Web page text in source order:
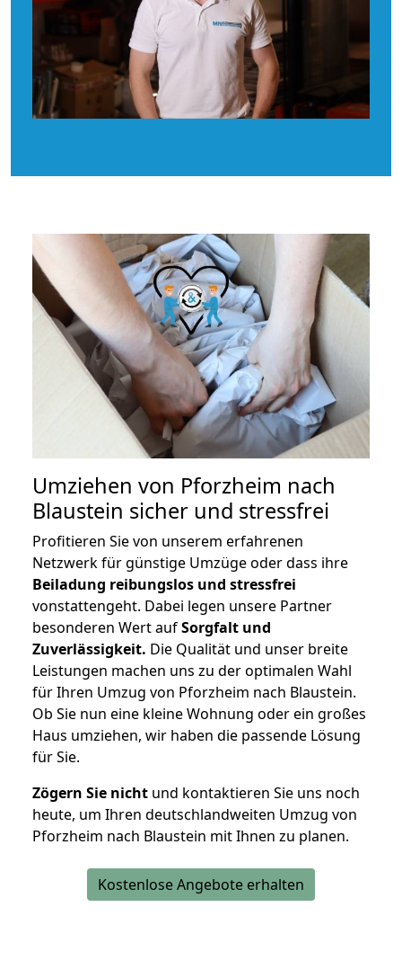
Umziehen von Pforzheim nach
Blaustein sicher und stressfrei
Profitieren Sie von unserem erfahrenen
Netzwerk für günstige Umzüge oder dass ihre
Beiladung reibungslos und stressfrei
vonstattengeht. Dabei legen unsere Partner
besonderen Wert aufSorgfalt und
Zuverlässigkeit. Die Qualität und unser breite
Leistungen machen uns zu der optimalen Wahl
für Ihren Umzug von Pforzheim nach Blaustein.
Ob Sie nun eine kleine Wohnung oder ein großes
Haus umziehen, wir haben die passende Lösung
für Sie.
Zögern Sie nicht und kontaktieren Sie uns noch
heute, um Ihren deutschlandweiten Umzug von
Pforzheim nach Blaustein mit Ihnen zu planen.
Kostenlose Angebote erhalten